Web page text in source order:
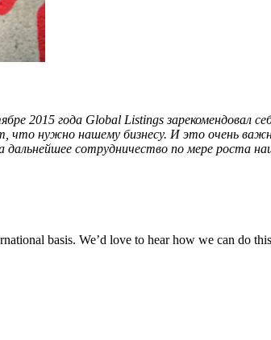
2015 года Global Listings
нужно нашему бизнесу. И это очень важно
сотрудничество по мере роста
basis. We’d love to hear how we can do